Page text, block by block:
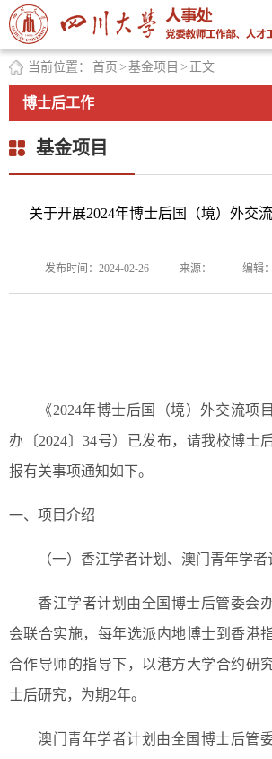
当前位置： 首页 > 基金项目 > 正文
博士后工作
基金项目
关于开展2024年博士后国（境）外交
发布时间：2024-02-26 来源： 编辑：
《2024年博士后国（境）外交流项
办〔2024〕34号）已发布，请我校博士
报有关事项通知如下。
一、项目介绍
（一）香江学者计划、澳门青年学者
香江学者计划由全国博士后管委会
会联合实施，每年选派内地博士到香港
合作导师的指导下，以港方大学合约研
士后研究，为期2年。
澳门青年学者计划由全国博士后管